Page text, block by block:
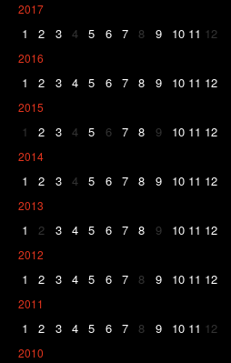
2017
1 2 3 4 5 6 7 8 9 10 11 12
2016
1 2 3 4 5 6 7 8 9 10 11 12
2015
1 2 3 4 5 6 7 8 9 10 11 12
2014
1 2 3 4 5 6 7 8 9 10 11 12
2013
1 2 3 4 5 6 7 8 9 10 11 12
2012
1 2 3 4 5 6 7 8 9 10 11 12
2011
1 2 3 4 5 6 7 8 9 10 11 12
2010